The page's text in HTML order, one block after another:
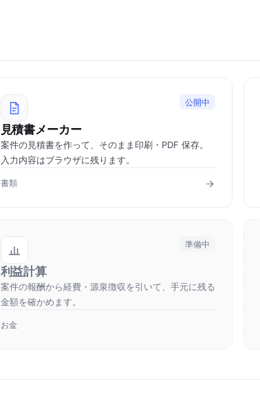
公開中
見積書メーカー
案件の見積書を作って、そのまま印刷・PDF 保存。
入力内容はブラウザに残ります。
書類
準備中
利益計算
案件の報酬から経費・源泉徴収を引いて、手元に残る
金額を確かめます。
お金